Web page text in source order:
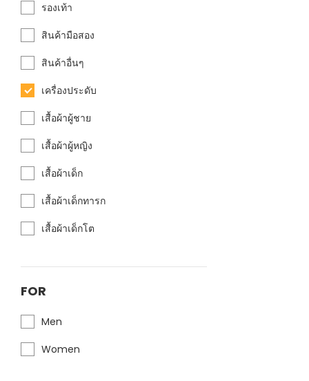
รองเท้า
สินค้ามือสอง
สินค้าอื่นๆ
เครื่องประดับ
เสื้อผ้าผู้ชาย
เสื้อผ้าผู้หญิง
เสื้อผ้าเด็ก
เสื้อผ้าเด็กทารก
เสื้อผ้าเด็กโต
FOR
Men
Women